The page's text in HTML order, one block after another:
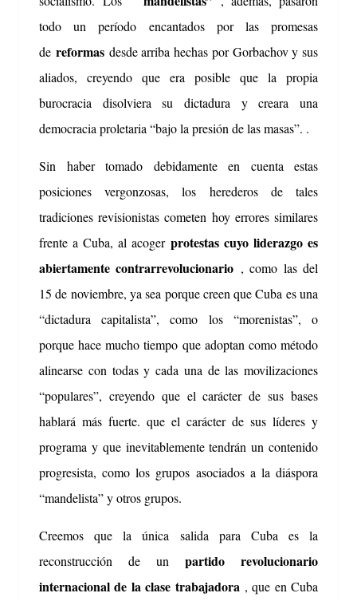
todo un período encantados por las promesas
de reformasdesde arriba hechas por Gorbachov y sus
aliados, creyendo que era posible que la propia
burocracia disolviera su dictadura y creara una
democracia proletaria “bajo la presión de las masas”. .
Sin haber tomado debidamente en cuenta estas
posiciones vergonzosas, los herederos de tales
tradiciones revisionistas cometen hoy errores similares
frente a Cuba, al acoger protestas cuyo liderazgo es
abiertamente contrarrevolucionario , como las del
15 de noviembre, ya sea porque creen que Cuba es una
“dictadura capitalista”, como los “morenistas”, o
porque hace mucho tiempo que adoptan como método
alinearse con todas y cada una de las movilizaciones
“populares”, creyendo que el carácter de sus bases
hablará más fuerte. que el carácter de sus líderes y
programa y que inevitablemente tendrán un contenido
progresista, como los grupos asociados a la diáspora
“mandelista” y otros grupos.
Creemos que la única salida para Cuba es la
reconstrucción de unpartido revolucionario
internacional de la clase trabajadora , que en Cuba